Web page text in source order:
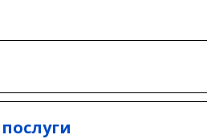
районних в місті